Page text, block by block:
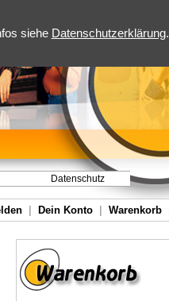
siehe Datenschutzerklärung.
Datenschutz
Dein Konto Warenkorb